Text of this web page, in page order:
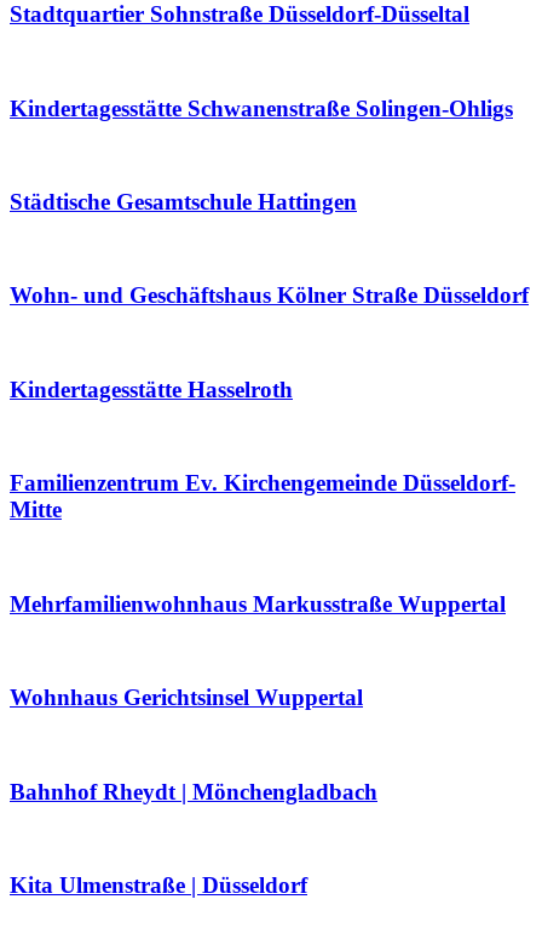
Stadtquartier Sohnstraße Düsseldorf-Düsseltal
Kindertagesstätte Schwanenstraße Solingen-Ohligs
Städtische Gesamtschule Hattingen
Wohn- und Geschäftshaus Kölner Straße Düsseldorf
Kindertagesstätte Hasselroth
Familienzentrum Ev. Kirchengemeinde Düsseldorf-
Mitte
Mehrfamilienwohnhaus Markusstraße Wuppertal
Wohnhaus Gerichtsinsel Wuppertal
Bahnhof Rheydt | Mönchengladbach
Kita Ulmenstraße | Düsseldorf